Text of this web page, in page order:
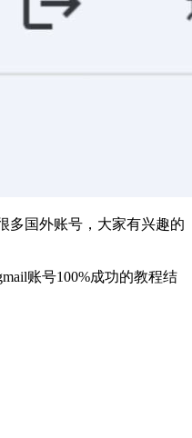
多国外账号，大家有兴趣的
账号100%成功的教程结